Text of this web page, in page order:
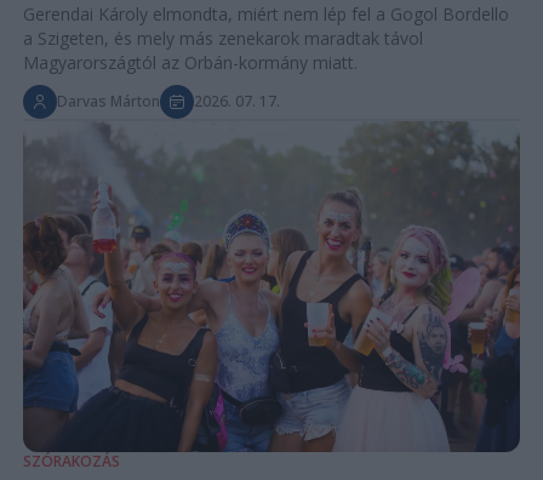
Gerendai Károly elmondta, miért nem lép fel a Gogol Bordello
a Szigeten, és mely más zenekarok maradtak távol
Magyarországtól az Orbán-kormány miatt.
Darvas Márton 2026. 07. 17.
SZÓRAKOZÁS